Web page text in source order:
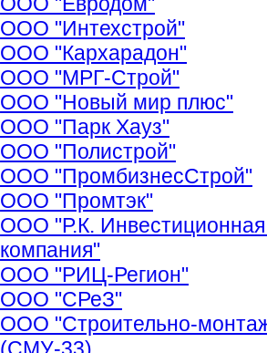
ООО "Интехстрой"
ООО "Кархарадон"
ООО "МРГ-Строй"
ООО "Новый мир плюс"
ООО "Парк Хауз"
ООО "Полистрой"
ООО "ПромбизнесСтрой"
ООО "Промтэк"
ООО "Р.К. Инвестиционная
компания"
ООО "РИЦ-Регион"
ООО "СРеЗ"
ООО "Строительно-
(СМУ-33)